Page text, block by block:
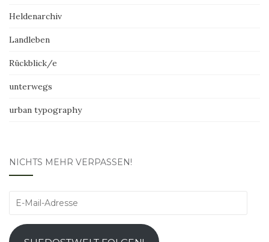
Heldenarchiv
Landleben
Rückblick/e
unterwegs
urban typography
NICHTS MEHR VERPASSEN!
E-
Adresse